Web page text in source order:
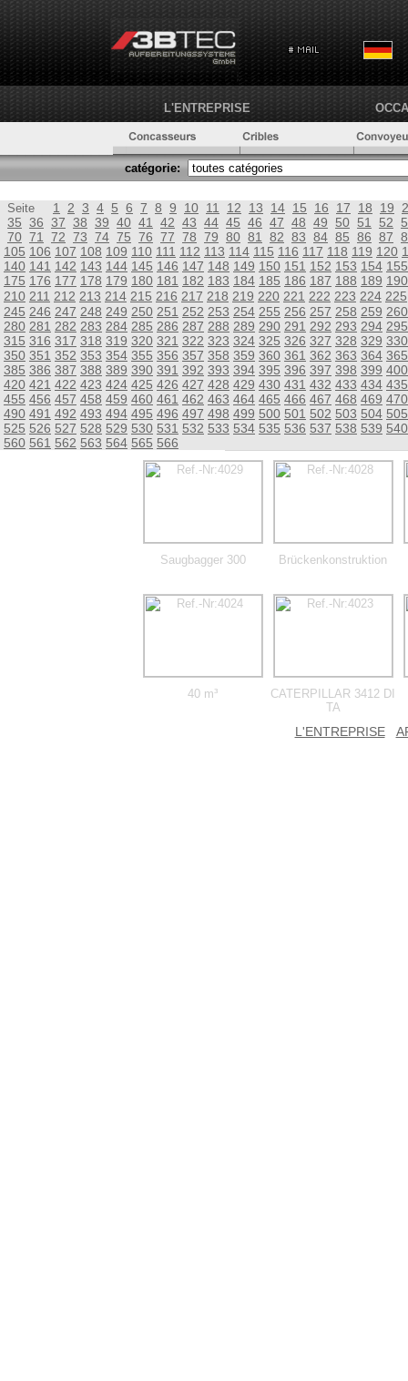
L'ENTREPRISE
catégorie:
Seite 1 2 3 4 5 6 7 8 9 10 11 12 13 14 15 16 17 18 19
35 36 37 38 39 40 41 42 43 44 45 46 47 48 49 50 51 52
70 71 72 73 74 75 76 77 78 79 80 81 82 83 84 85 86 87
105 106 107 108 109 110 111 112 113 114 115 116 117 118 119 120
140 141 142 143 144 145 146 147 148 149 150 151 152 153 154 155
175 176 177 178 179 180 181 182 183 184 185 186 187 188 189 190
210 211 212 213 214 215 216 217 218 219 220 221 222 223 224 225
245 246 247 248 249 250 251 252 253 254 255 256 257 258 259 260
280 281 282 283 284 285 286 287 288 289 290 291 292 293 294 295
315 316 317 318 319 320 321 322 323 324 325 326 327 328 329 330
350 351 352 353 354 355 356 357 358 359 360 361 362 363 364 365
385 386 387 388 389 390 391 392 393 394 395 396 397 398 399 400
420 421 422 423 424 425 426 427 428 429 430 431 432 433 434 435
455 456 457 458 459 460 461 462 463 464 465 466 467 468 469 470
490 491 492 493 494 495 496 497 498 499 500 501 502 503 504 505
525 526 527 528 529 530 531 532 533 534 535 536 537 538 539 540
560 561 562 563 564 565 566
Saugbagger 300 Brückenkonstruktion
40 m³
CATERPILLAR 3412 DI
TA
L'ENTREPRISE